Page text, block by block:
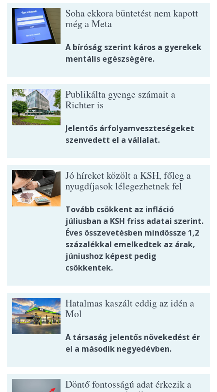
Soha ekkora büntetést nem kapott
még a Meta
A bíróság szerint káros a gyerekek
mentális egészségére.
Publikálta gyenge számait a
Richter is
Jelentős árfolyamveszteségeket
szenvedett el a vállalat.
Jó híreket közölt a KSH, főleg a
nyugdíjasok lélegezhetnek fel
Tovább csökkent az infláció
júliusban a KSH friss adatai szerint.
Éves összevetésben mindössze 1,2
százalékkal emelkedtek az árak,
júniushoz képest pedig
csökkentek.
Hatalmas kaszált eddig az idén a
Mol
A társaság jelentős növekedést ér
el a második negyedévben.
Döntő fontosságú adat érkezik a